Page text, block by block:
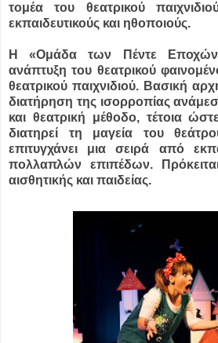
τομέα του θεατρικού
εκπαιδευτικούς και ηθοποιούς.
Η «Ομάδα των Πέντε
ανάπτυξη του θεατρικού
θεατρικού παιχνιδιού. Βασική
διατήρηση της ισορροπίας
και θεατρική μέθοδο, τέτοια
διατηρεί τη μαγεία του
επιτυγχάνει μια σειρά από
πολλαπλών επιπέδων.
αισθητικής και παιδείας.